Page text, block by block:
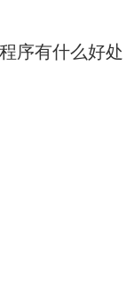
序有什么好处